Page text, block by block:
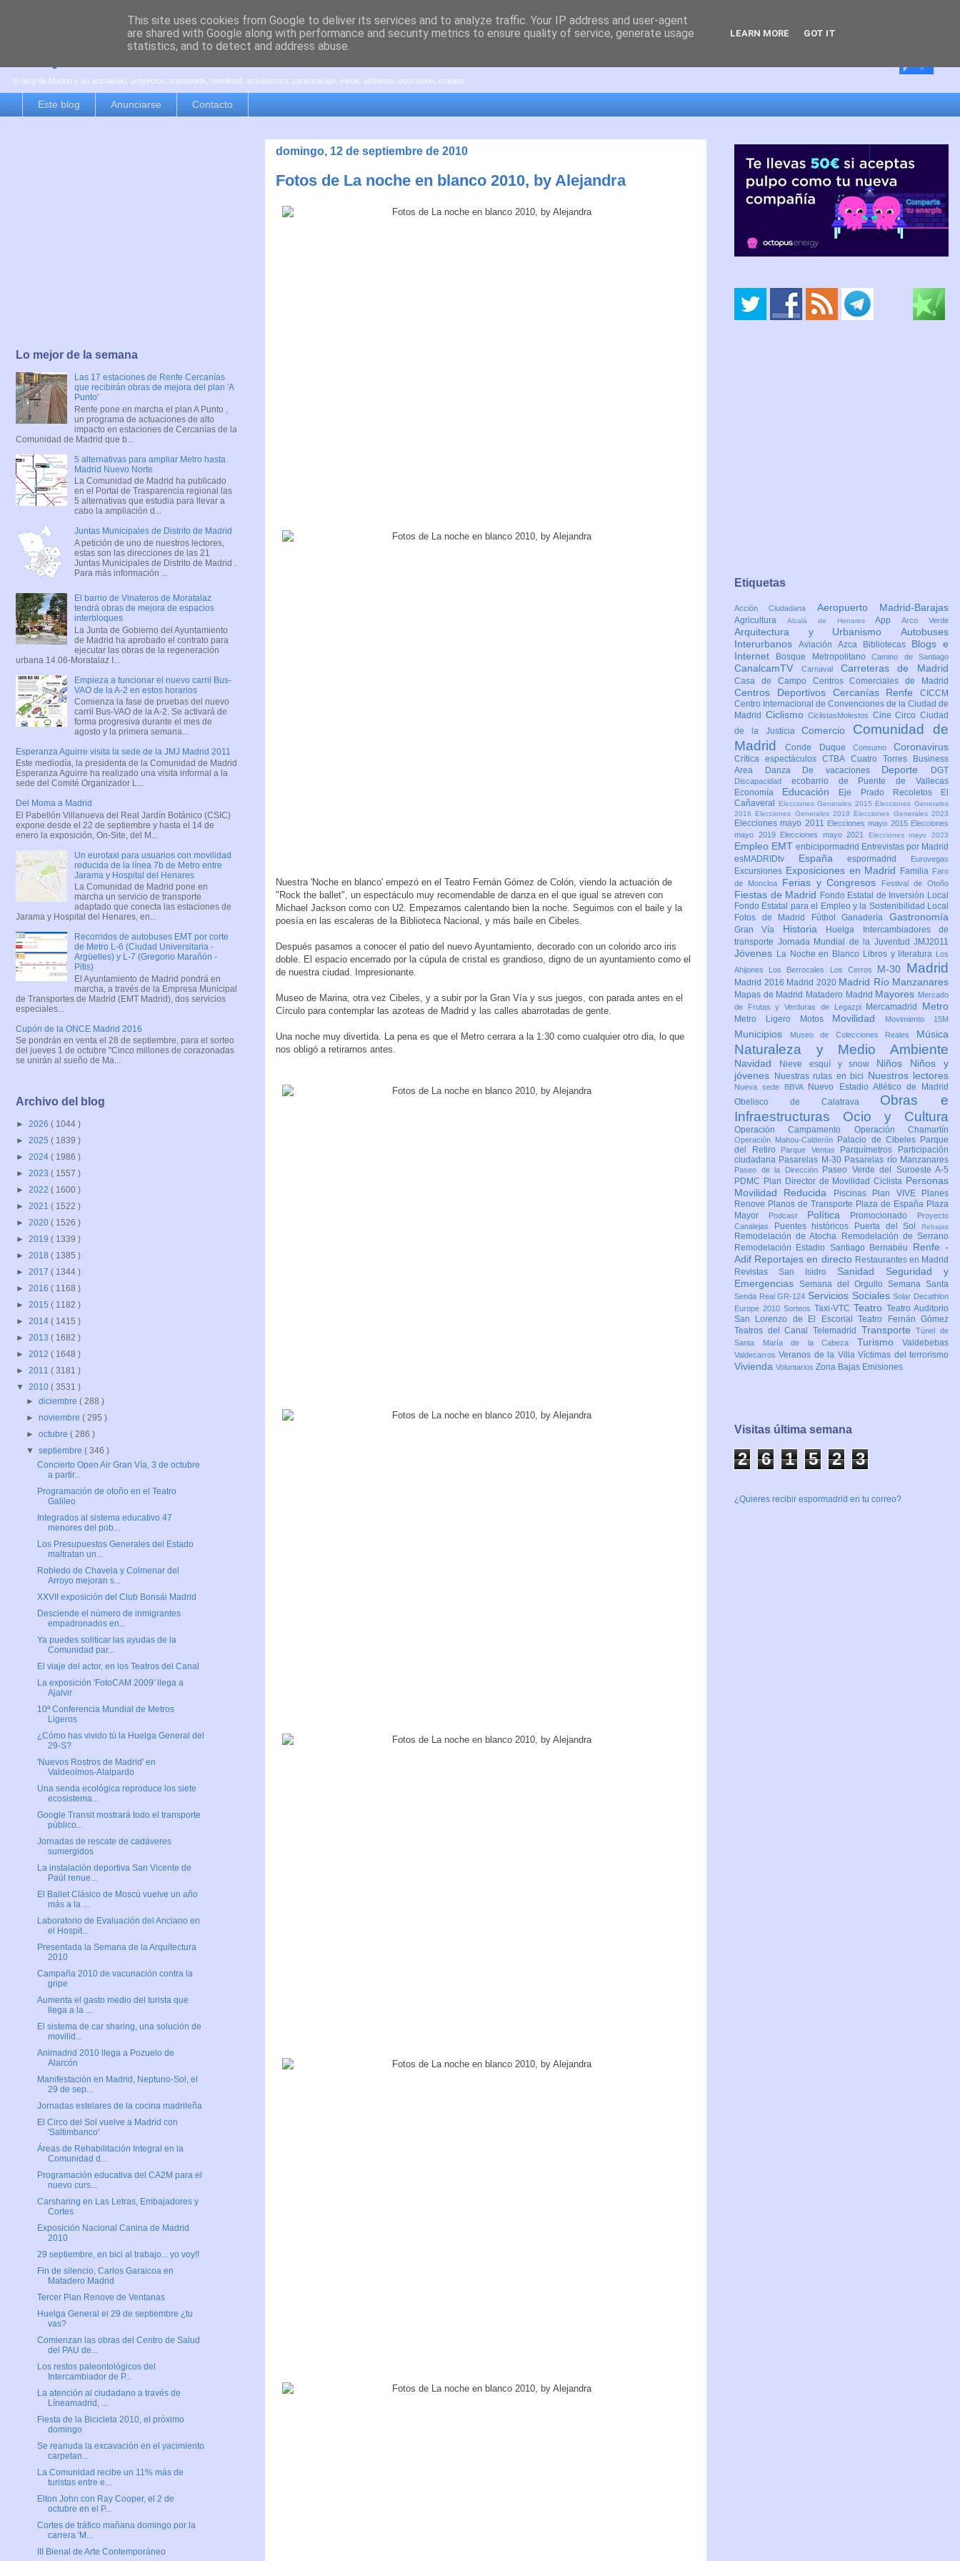
es por madrid
El blog de Madrid y su actualidad, proyectos, transporte, movilidad, arquitectura, participación, medio ambiente, educación, empleo, ...
Este blog Anunciarse Contacto
domingo, 12 de septiembre de 2010
Fotos de La noche en blanco 2010, by Alejandra
Nuestra 'Noche en blanco' empezó en el Teatro Fernán Gómez de Colón, viendo la actuación de
"Rock the ballet", un espectáculo muy recomendable de danza en el que igual se atreven con
Michael Jackson como con U2. Empezamos calentando bien la noche. Seguimos con el baile y la
poesía en las escaleras de la Biblioteca Nacional, y más baile en Cibeles.
Después pasamos a conocer el patio del nuevo Ayuntamiento, decorado con un colorido arco iris
doble. El espacio encerrado por la cúpula de cristal es grandioso, digno de un ayuntamiento como el
de nuestra ciudad. Impresionante.
Museo de Marina, otra vez Cibeles, y a subir por la Gran Vía y sus juegos, con parada antes en el
Círculo para contemplar las azoteas de Madrid y las calles abarrotadas de gente.
Una noche muy divertida. La pena es que el Metro cerrara a la 1:30 como cualquier otro dia, lo que
nos obligó a retirarnos antes.
Lo mejor de la semana
Las 17 estaciones de Renfe Cercanías
que recibirán obras de mejora del plan 'A
Punto'
Renfe pone en marcha el plan A Punto ,
un programa de actuaciones de alto
impacto en estaciones de Cercanías de la
Comunidad de Madrid que b...
5 alternativas para ampliar Metro hasta
Madrid Nuevo Norte
La Comunidad de Madrid ha publicado
en el Portal de Trasparencia regional las
5 alternativas que estudia para llevar a
cabo la ampliación d...
Juntas Municipales de Distrito de Madrid
A petición de uno de nuestros lectores,
estas son las direcciones de las 21
Juntas Municipales de Distrito de Madrid .
Para más información ...
El barrio de Vinateros de Moratalaz
tendrá obras de mejora de espacios
interbloques
La Junta de Gobierno del Ayuntamiento
de Madrid ha aprobado el contrato para
ejecutar las obras de la regeneración
urbana 14.06-Moratalaz I...
Empieza a funcionar el nuevo carril Bus-
VAO de la A-2 en estos horarios
Comienza la fase de pruebas del nuevo
carril Bus-VAO de la A-2. Se activará de
forma progresiva durante el mes de
agosto y la primera semana...
Esperanza Aguirre visita la sede de la JMJ Madrid 2011
Este mediodía, la presidenta de la Comunidad de Madrid
Esperanza Aguirre ha realizado una visita informal a la
sede del Comité Organizador L...
Del Moma a Madrid
El Pabellón Villanueva del Real Jardín Botánico (CSIC)
expone desde el 22 de septiembre y hasta el 14 de
enero la exposición, On-Site, del M...
Un eurotaxi para usuarios con movilidad
reducida de la línea 7b de Metro entre
Jarama y Hospital del Henares
La Comunidad de Madrid pone en
marcha un servicio de transporte
adaptado que conecta las estaciones de
Jarama y Hospital del Henares, en...
Recorridos de autobuses EMT por corte
de Metro L-6 (Ciudad Universitaria -
Argüelles) y L-7 (Gregorio Marañón -
Pitis)
El Ayuntamiento de Madrid pondrá en
marcha, a través de la Empresa Municipal
de Transportes de Madrid (EMT Madrid), dos servicios
especiales...
Cupón de la ONCE Madrid 2016
Se pondrán en venta el 28 de septiembre, para el sorteo
del jueves 1 de octubre "Cinco millones de corazonadas
se unirán al sueño de Ma...
Archivo del blog
► 2026 ( 1044 )
► 2025 ( 1839 )
► 2024 ( 1986 )
► 2023 ( 1557 )
► 2022 ( 1600 )
► 2021 ( 1522 )
► 2020 ( 1526 )
► 2019 ( 1339 )
► 2018 ( 1385 )
► 2017 ( 1344 )
► 2016 ( 1168 )
► 2015 ( 1182 )
► 2014 ( 1415 )
► 2013 ( 1682 )
► 2012 ( 1648 )
► 2011 ( 3181 )
▼ 2010 ( 3531 )
►diciembre( 288 )
►noviembre( 295 )
►octubre( 286 )
▼septiembre( 346 )
Concierto Open Air Gran Vía, 3 de octubre
a partir...
Programación de otoño en el Teatro
Galileo
Integrados al sistema educativo 47
menores del pob...
Los Presupuestos Generales del Estado
maltratan un...
Robledo de Chavela y Colmenar del
Arroyo mejoran s...
XXVII exposición del Club Bonsái Madrid
Desciende el número de inmigrantes
empadronados en...
Ya puedes soliticar las ayudas de la
Comunidad par...
El viaje del actor, en los Teatros del Canal
La exposición 'FotoCAM 2009' llega a
Ajalvir
10ª Conferencia Mundial de Metros
Ligeros
¿Cómo has vivido tú la Huelga General del
29-S?
'Nuevos Rostros de Madrid' en
Valdeolmos-Alalpardo
Una senda ecológica reproduce los siete
ecosistema...
Google Transit mostrará todo el transporte
público...
Jornadas de rescate de cadáveres
sumergidos
La instalación deportiva San Vicente de
Paúl renue...
El Ballet Clásico de Moscú vuelve un año
más a la ...
Laboratorio de Evaluación del Anciano en
el Hospit...
Presentada la Semana de la Arquitectura
2010
Campaña 2010 de vacunación contra la
gripe
Aumenta el gasto medio del turista que
llega a la ...
El sistema de car sharing, una solución de
movilid...
Animadrid 2010 llega a Pozuelo de
Alarcón
Manifestación en Madrid, Neptuno-Sol, el
29 de sep...
Jornadas estelares de la cocina madrileña
El Circo del Sol vuelve a Madrid con
'Saltimbanco'
Áreas de Rehabilitación Integral en la
Comunidad d...
Programación educativa del CA2M para el
nuevo curs...
Carsharing en Las Letras, Embajadores y
Cortes
Exposición Nacional Canina de Madrid
2010
29 septiembre, en bici al trabajo... yo voy!!
Fin de silencio, Carlos Garaicoa en
Matadero Madrid
Tercer Plan Renove de Ventanas
Huelga General el 29 de septiembre ¿tu
vas?
Comienzan las obras del Centro de Salud
del PAU de...
Los restos paleontológicos del
Intercambiador de P...
La atención al ciudadano a través de
Líneamadrid, ...
Fiesta de la Bicicleta 2010, el próximo
domingo
Se reanuda la excavación en el yacimiento
carpetan...
La Comunidad recibe un 11% más de
turistas entre e...
Elton John con Ray Cooper, el 2 de
octubre en el P...
Cortes de tráfico mañana domingo por la
carrera 'M...
III Bienal de Arte Contemporáneo
Etiquetas
Acción Ciudadana Aeropuerto Madrid-Barajas
Agricultura Alcalá de HenaresAppArco Verde
Arquitectura y Urbanismo Autobuses
Interurbanos Aviación Azca Bibliotecas Blogs e
Internet
Bosque MetropolitanoCamino de Santiago
CanalcamTV Carnaval Carreteras de Madrid
Casa de Campo Centros Comerciales de Madrid
Centros Deportivos Cercanías Renfe CICCM
Centro Internacional de Convenciones de la Ciudad de
Madrid CiclismoCiclistasMolestos CineCircoCiudad
de la JusticiaComercio Comunidad de
MadridConde Duque Consumo Coronavirus
Crítica espectáculosCTBA Cuatro Torres Business
Area
Danza De vacaciones Deporte DGT
Discapacidad ecobarrio de Puente de Vallecas
Economía Educación Eje Prado Recoletos
El
Cañaveral
Elecciones Generales 2015 Elecciones Generales
2016 Elecciones Generales 2019 Elecciones Generales 2023
Elecciones mayo 2011 Elecciones mayo 2015 Elecciones
mayo 2019
Elecciones mayo 2021 Elecciones mayo 2023
Empleo EMT enbicipormadrid Entrevistas por Madrid
esMADRIDtv Españaespormadrid Eurovegas
Excursiones Exposiciones en Madrid Familia Faro
de Moncloa
Ferias y Congresos Festival de Otoño
Fiestas de Madrid Fondo Estatal de Inversión Local
Fondo Estatal para el Empleo y la Sostenibilidad Local
Fotos de Madrid
FútbolGanaderíaGastronomía
Gran Vía Historia Huelga
Intercambiadores de
transporte Jornada Mundial de la Juventud JMJ2011
Jóvenes La Noche en Blanco Libros y literatura
Los
Ahijones
Los Berrocales Los Cerros M-30 Madrid
Madrid 2016 Madrid 2020 Madrid Río Manzanares
Mapas de Madrid Matadero Madrid Mayores Mercado
de Frutas y Verduras de Legazpi
Mercamadrid Metro
Metro Ligero Motos Movilidad Movimiento 15M
Municipios Museo de Colecciones Reales Música
Naturaleza y Medio Ambiente
Navidad Nieve esquí y snow Niños Niños y
jóvenes
Nuestras rutas en bici Nuestros lectores
Nueva sede BBVA
Nuevo Estadio Atlético de Madrid
Obelisco de Calatrava Obras e
Infraestructuras Ocio y Cultura
Operación Campamento Operación Chamartín
Operación Mahou-Calderón Palacio de Cibeles Parque
del Retiro
Parque Ventas Parquímetros
Participación
ciudadana Pasarelas M-30 Pasarelas río Manzanares
Paseo de la Dirección
Paseo Verde del Suroeste A-5
PDMC Plan Director de Movilidad Ciclista Personas
Movilidad Reducida
Piscinas Plan VIVE
Planes
Renove Planos de Transporte Plaza de España Plaza
Mayor
Podcast Política Promocionado
Proyecto
Canalejas
Puentes históricos Puerta del Sol Rebajas
Remodelación de Atocha
Remodelación de Serrano
Remodelación Estadio Santiago Bernabéu Renfe -
Adif Reportajes en directo Restaurantes en Madrid
Revistas San Isidro Sanidad Seguridad y
Emergencias Semana del Orgullo Semana Santa
Senda Real GR-124 Servicios SocialesSolar Decathlon
Europe 2010 Sorteos Taxi-VTC Teatro Teatro Auditorio
San Lorenzo de El EscorialTeatro Fernán Gómez
Teatros del Canal Telemadrid TransporteTúnel de
Santa María de la Cabeza Turismo Valdebebas
ValdecarrosVeranos de la VillaVíctimas del terrorismo
Vivienda Voluntarios Zona Bajas Emisiones
Visitas última semana
2 6 1 5 2 3
¿Quieres recibir espormadrid en tu correo?
This site uses cookies from Google to deliver its services and to analyze traffic. Your IP address and user-agent
are shared with Google along with performance and security metrics to ensure quality of service, generate usage
statistics, and to detect and address abuse.
LEARN MORE GOT IT